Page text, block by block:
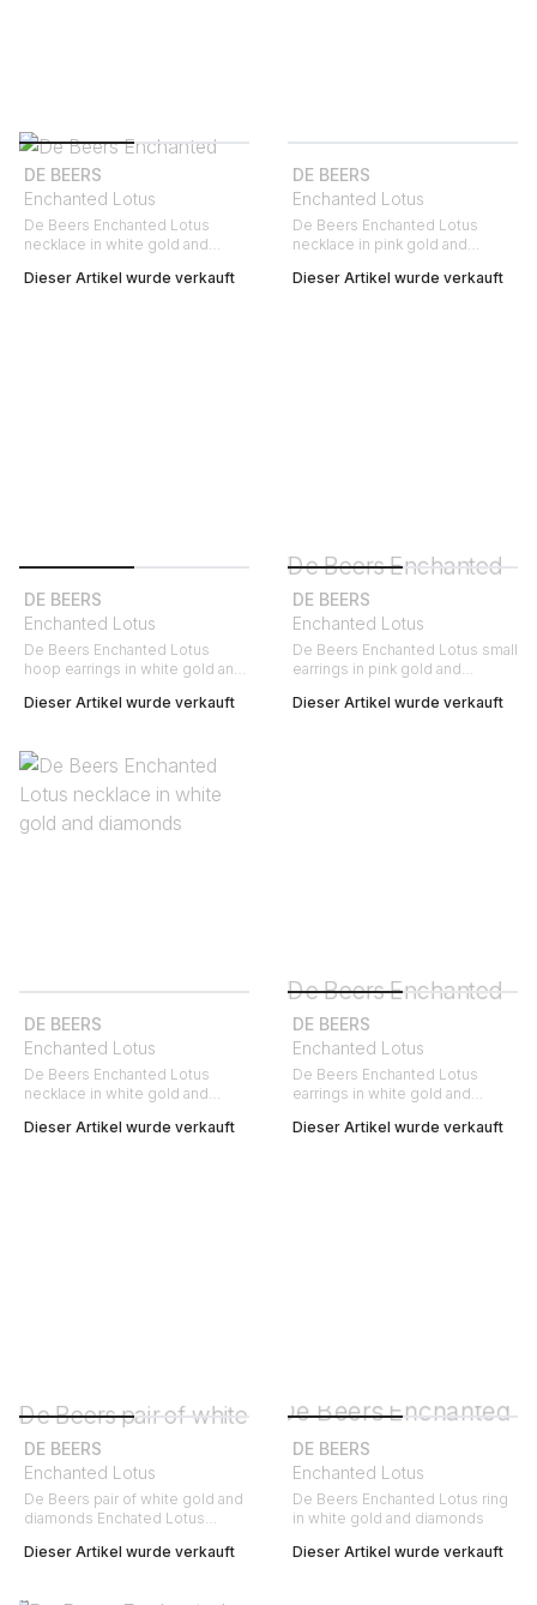
DE BEERS
Enchanted Lotus
De Beers Enchanted Lotus
necklace in white gold and
Dieser Artikel wurde verkauft
DE BEERS
Enchanted Lotus
De Beers Enchanted Lotus
necklace in pink gold and
Dieser Artikel wurde verkauft
DE BEERS
Enchanted Lotus
De Beers Enchanted Lotus
hoop earrings in white gold and
Dieser Artikel wurde verkauft
DE BEERS
Enchanted Lotus
De Beers Enchanted Lotus small
earrings in pink gold and
Dieser Artikel wurde verkauft
DE BEERS
Enchanted Lotus
De Beers Enchanted Lotus
necklace in white gold and
Dieser Artikel wurde verkauft
DE BEERS
Enchanted Lotus
De Beers Enchanted Lotus
earrings in white gold and
Dieser Artikel wurde verkauft
DE BEERS
Enchanted Lotus
De Beers pair of white gold and
diamonds Enchated Lotus
Dieser Artikel wurde verkauft
DE BEERS
Enchanted Lotus
De Beers Enchanted Lotus ring
in white gold and diamonds
Dieser Artikel wurde verkauft